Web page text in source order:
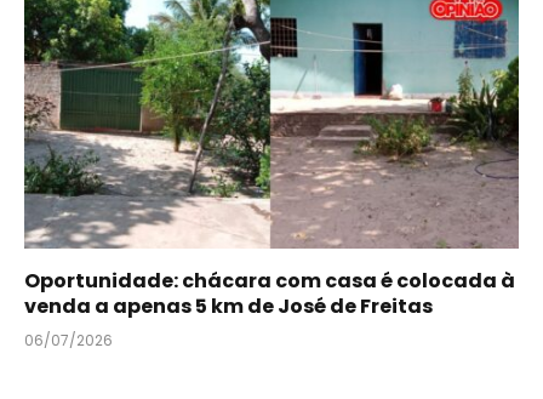
Oportunidade: chácara com casa é colocada à
venda a apenas 5 km de José de Freitas
06/07/2026